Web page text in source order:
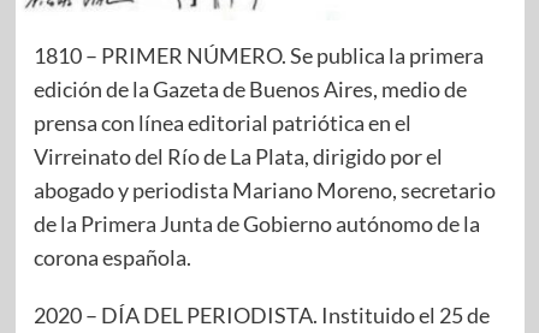
1810 – PRIMER NÚMERO. Se publica la primera
edición de la Gazeta de Buenos Aires, medio de
prensa con línea editorial patriótica en el
Virreinato del Río de La Plata, dirigido por el
abogado y periodista Mariano Moreno, secretario
de la Primera Junta de Gobierno autónomo de la
corona española.
2020 – DÍA DEL PERIODISTA. Instituido el 25 de